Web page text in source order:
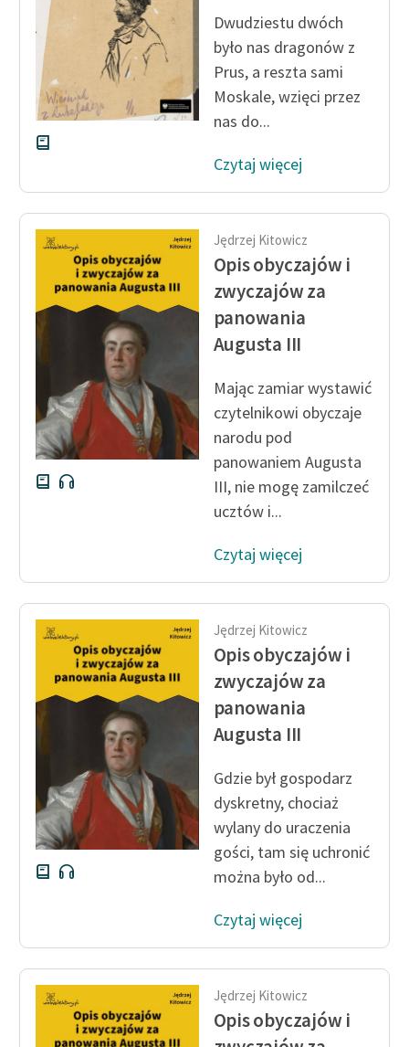
Szkoła Poezji Wolnych
Lektur
O nas
Kontakt
Zasady wykorzystania
Wolnych Lektur
Materiały promocyjne
Polityka prywatności
Regulamin biblioteki
Dane fundacji i
sprawozdania finansowe
wrażliwych
Deklaracja dostępności
Dwudziestu dwóch
było nas dragonów z
Prus, a reszta sami
Moskale, wzięci przez
nas do...
Czytaj więcej
Jędrzej Kitowicz
Opis obyczajów i
zwyczajów za
panowania
Augusta III
Mając zamiar wystawić
czytelnikowi obyczaje
narodu pod
panowaniem Augusta
III, nie mogę zamilczeć
ucztów i...
Czytaj więcej
Jędrzej Kitowicz
Opis obyczajów i
zwyczajów za
panowania
Augusta III
Gdzie był gospodarz
dyskretny, chociaż
wylany do uraczenia
gości, tam się uchronić
można było od...
Czytaj więcej
Jędrzej Kitowicz
Opis obyczajów i